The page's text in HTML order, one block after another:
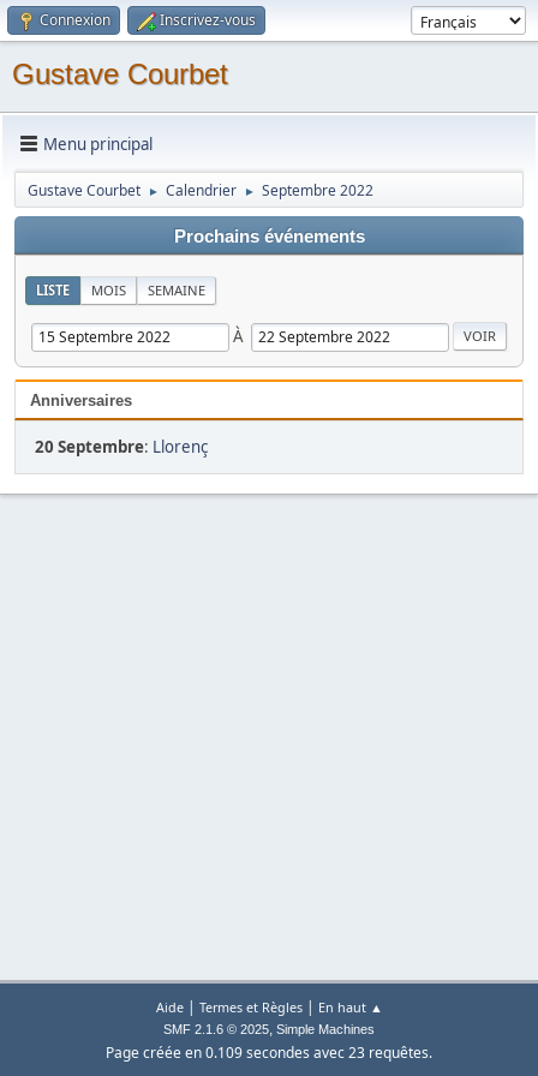
Connexion Inscrivez-vous
Gustave Courbet
Menu principal
Gustave Courbet ► Calendrier ► Septembre 2022
Prochains événements
LISTE MOIS SEMAINE
À
Anniversaires
20 Septembre: Llorenç
Aide| Termes et Règles| En haut ▲
SMF 2.1.6 © 2025, Simple Machines
Page créée en 0.109 secondes avec 23 requêtes.